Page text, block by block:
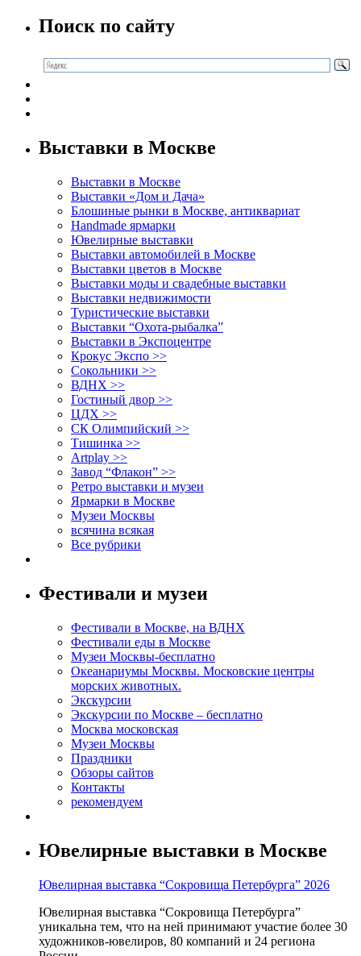
Поиск по сайту
Выставки в Москве
Выставки в Москве
Выставки «Дом и Дача»
Блошиные рынки в Москве, антиквариат
Handmade ярмарки
Ювелирные выставки
Выставки автомобилей в Москве
Выставки цветов в Москве
Выставки моды и свадебные выставки
Выставки недвижимости
Туристические выставки
Выставки “Охота-рыбалка”
Выставки в Экспоцентре
Крокус Экспо >>
Сокольники >>
ВДНХ >>
Гостиный двор >>
ЦДХ >>
СК Олимпийский >>
Тишинка >>
Artplay >>
Завод “Флакон” >>
Ретро выставки и музеи
Ярмарки в Москве
Музеи Москвы
всячина всякая
Все рубрики
Фестивали и музеи
Фестивали в Москве, на ВДНХ
Фестивали еды в Москве
Музеи Москвы-бесплатно
Океанариумы Москвы. Московские центры
морских животных.
Экскурсии
Экскурсии по Москве – бесплатно
Москва московская
Музеи Москвы
Праздники
Обзоры сайтов
Контакты
рекомендуем
Ювелирные выставки в Москве
Ювелирная выставка “Сокровища Петербурга” 2026
Ювелирная выставка “Сокровища Петербурга”
уникальна тем, что на ней принимают участие более 30
художников-ювелиров, 80 компаний и 24 региона